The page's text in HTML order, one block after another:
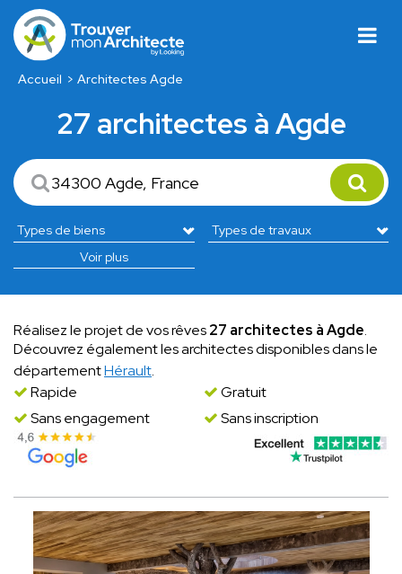
Accueil Architectes Agde
27 architectes à Agde
Voir plus
Réalisez le projet de vos rêves27 architectes à Agde.
Découvrez également les architectes disponibles dans le
départementHérault.
Rapide
Gratuit
Sans engagement
Sans inscription